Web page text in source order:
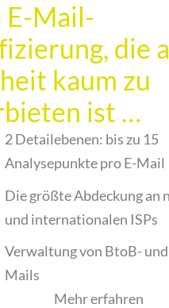
E-Mail-
die
kaum zu
ist …
2 Detailebenen: bis zu 15
Analysepunkte pro E-Mail
Die größte Abdeckung an
und internationalen ISPs
Verwaltung von BtoB-
Mails
Mehr erfahren